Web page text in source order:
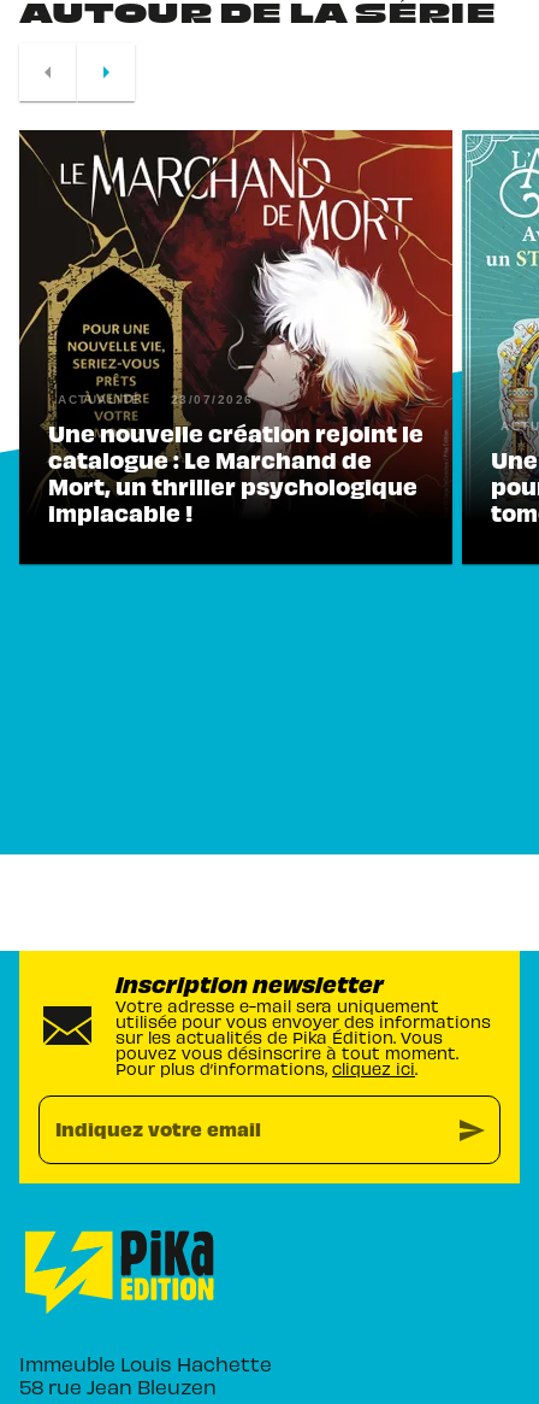
AUTOUR DE LA SÉRIE
arrow_left
arrow_right
ACTUALITÉ 23/07/2026
Une nouvelle création rejoint le
catalogue : Le Marchand de
Mort, un thriller psychologique
implacable !
Inscription newsletter
Votre adresse e-mail sera uniquement
utilisée pour vous envoyer des informations
sur les actualités de Pika Édition. Vous
pouvez vous désinscrire à tout moment.
Pour plus d’informations, cliquez ici.
Indiquez votre email send
Immeuble Louis Hachette
58 rue Jean Bleuzen